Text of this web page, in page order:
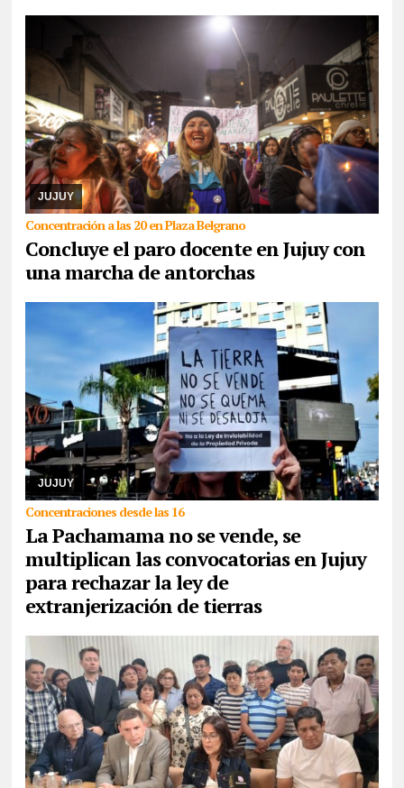
JUJUY
Concentración a las 20 en Plaza Belgrano
Concluye el paro docente en Jujuy con
una marcha de antorchas
05/08/2026 La medida de fuerza es llevada a cabo por maestros
y maestras de base de ADEP, que hoy, se presentarán tanto en el
Ministerio de Educación como en Ca ...
JUJUY
Concentraciones desde las 16
La Pachamama no se vende, se
multiplican las convocatorias en Jujuy
para rechazar la ley de
extranjerización de tierras
05/08/2026 Comunidades indígenas, sindicatos, ambientalistas,
organizaciones sociales, políticas y de derechos humanos se
congregarán en la capital, como así ta ...
04/08/2026 El órgano partidario catalogó de “insubsanables” las